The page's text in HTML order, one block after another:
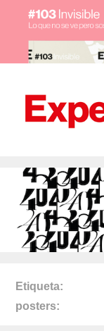
Etiqueta
posters